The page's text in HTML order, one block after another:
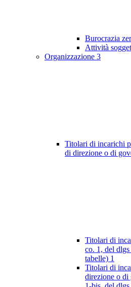
Burocrazia
Attività
Organizzazione 3
Titolari di incarichi
di direzione o di
Titolari di
co. 1, del
tabelle) 1
Titolari di
direzione o di